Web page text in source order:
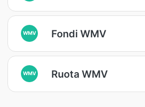
WMV Fondi WMV
WMV Ruota WMV